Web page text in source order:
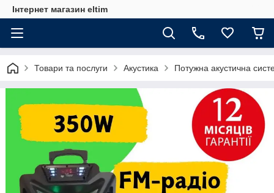
Інтернет магазин eltim
Товари та послуги Акустика Потужна акустична